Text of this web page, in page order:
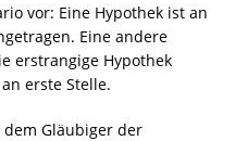
vor: Eine Hypothek ist an
Eine andere
erstrangige Hypothek
erste Stelle.
Gläubiger der